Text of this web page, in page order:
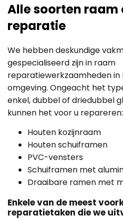
Alle soorten raam
reparatie
We hebben deskundige
gespecialiseerd zijn in raam
reparatiewerkzaamheden
omgeving. Ongeacht het
enkel, dubbel of driedubbel
kunnen het voor u repareren:
Houten kozijnraam
Houten schuiframen
PVC-vensters
Schuiframen met
Draaibare ramen met
Enkele van de meest
reparatietaken die we